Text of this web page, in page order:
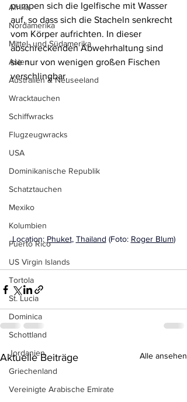
Afrika
Nordamerika
Mittel- und Südamerika
Asien
Australien & Neuseeland
Wracktauchen
Schiffwracks
Flugzeugwracks
USA
Dominikanische Republik
Schatztauchen
Mexiko
Kolumbien
Puerto Rico
US Virgin Islands
Tortola
St. Lucia
Dominica
Schottland
Jordanien
Griechenland
Vereinigte Arabische Emirate
pumpen sich die Igelfische mit Wasser
auf, so dass sich die Stacheln senkrecht
vom Körper aufrichten. In dieser
abschreckenden Abwehrhaltung sind
sie nur von wenigen großen Fischen
verschlingbar.
Location: Phuket, Thailand (Foto: Roger Blum)
Aktuelle Beiträge Alle ansehen